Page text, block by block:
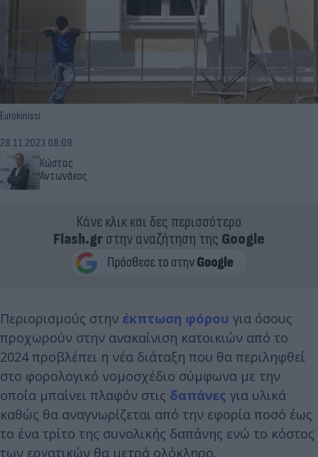
Eurokinissi
Κώστας
Αντωνάκος
28.11.2023 08:09
Κάνε κλικ και δες περισσότερο
Flash.grστην αναζήτηση της Google
Περιορισμούς στην έκπτωση φόρου για όσους
προχωρούν στην ανακαίνιση κατοικιών από το
2024 προβλέπει η νέα διάταξη που θα περιληφθεί
στο φορολογικό νομοσχέδιο σύμφωνα με την
οποία μπαίνει πλαφόν στις δαπάνες για υλικά
καθώς θα αναγνωρίζεται από την εφορία ποσό έως
το ένα τρίτο της συνολικής δαπάνης ενώ το κόστος
των εργατικών θα μετρά ολόκληρο.